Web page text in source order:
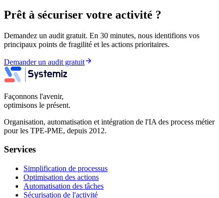
Prêt à sécuriser votre activité ?
Demandez un audit gratuit. En 30 minutes, nous identifions vos
principaux points de fragilité et les actions prioritaires.
Demander un audit gratuit
Façonnons l'avenir,
optimisons le présent.
Organisation, automatisation et intégration de l'IA des process métier
pour les TPE-PME, depuis 2012.
Services
Simplification de processus
Optimisation des actions
Automatisation des tâches
Sécurisation de l'activité